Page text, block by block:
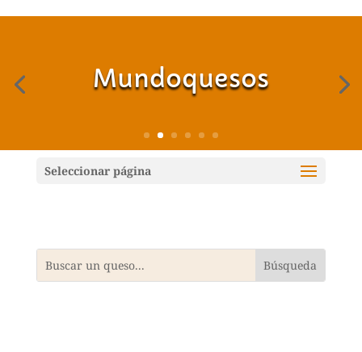
Mundoquesos
Seleccionar página